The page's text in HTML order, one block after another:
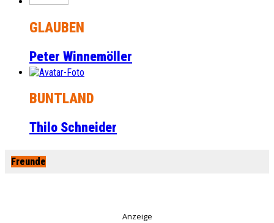
GLAUBEN
Peter Winnemöller
BUNTLAND
Thilo Schneider
Freunde
Anzeige